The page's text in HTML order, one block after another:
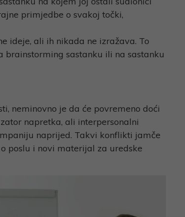
primjedbe o svakoj točki,
ideje, ali ih nikada ne izražava. To
brainstorming sastanku ili na sastanku
neminovno je da će povremeno doći
napretka, ali interpersonalni
naprijed. Takvi konflikti jamče
poslu i novi materijal za uredske